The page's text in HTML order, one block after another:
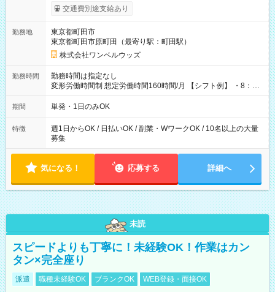
いOK！（規定あり） ┗働いたその日に現金GET♪ お仕事後はコ
ンビニATMから 日払い分を引き落とせます！ 【試用期間】試
交通費別途支給あり
勤務地
東京都町田市
東京都町田市原町田（最寄り駅：町田駅）
株式会社ワンベルウッズ
勤務時間
勤務時間は指定なし
変形労働時間制 想定労働時間160時間/月 【シフト例】 ・8：00
～21：00
期間 単発・1日のみOK
特徴
週1日からOK / 日払いOK / 副業・WワークOK / 10名以上の大量
募集
気になる！ 応募する 詳細へ
未読
スピードよりも丁寧に！未経験OK！作業はカン
タン×完全座り
派遣 職種未経験OK ブランクOK WEB登録・面接OK